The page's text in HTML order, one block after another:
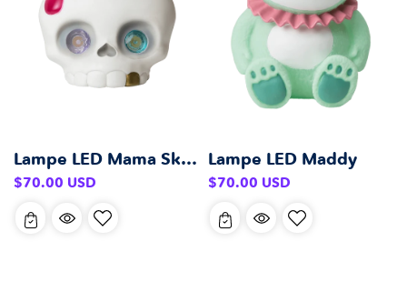
Lampe LED Mama Skully
Prix
$70.00 USD
Lampe LED Maddy
Prix
$70.00 USD